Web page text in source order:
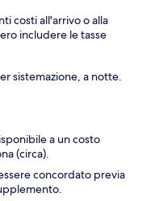
costi all'arrivo o alla
includere le tasse
sistemazione, a notte.
a un costo
(circa).
concordato previa